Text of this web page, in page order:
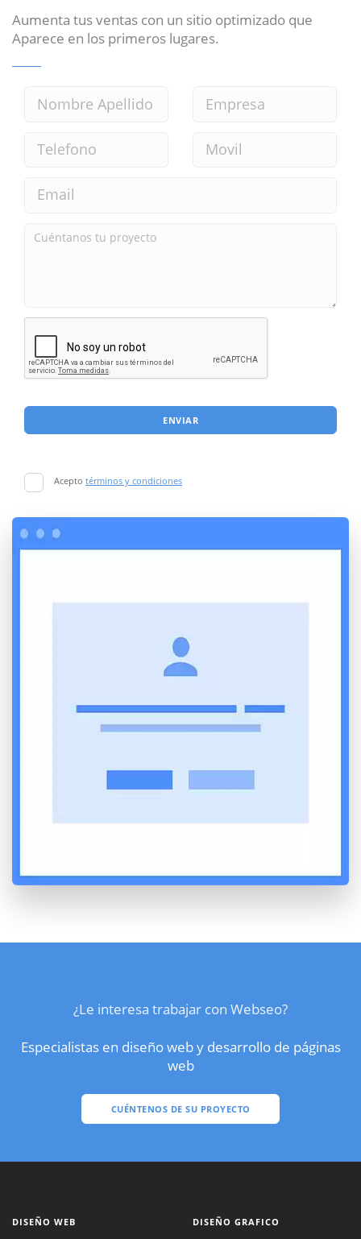
Aumenta tus ventas con un sitio optimizado que
Aparece en los primeros lugares.
ENVIAR
Acepto términos y condiciones
¿Le interesa trabajar con Webseo?
Especialistas en diseño web y desarrollo de páginas
web
CUÉNTENOS DE SU PROYECTO
DISEÑO WEB DISEÑO GRAFICO